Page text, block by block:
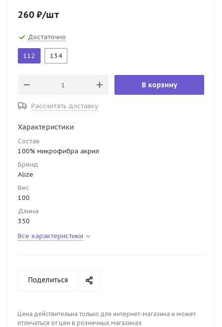
260 ₽/шт
Достаточно
112 134
В корзину
Рассчитать доставку
Характеристики
Состав
100% микрофибра акрил
Бренд
Alize
Вес
100
Длина
350
Все характеристики
Поделиться
Цена действительна только для интернет-магазина и может
отличаться от цен в розничных магазинах